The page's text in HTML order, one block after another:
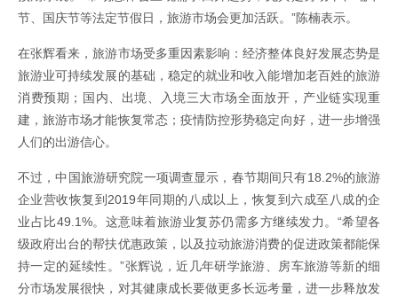
节、国庆节等法定节假日，旅游市场会更加活跃。”陈楠表示。
在张辉看来，旅游市场受多重因素影响：经济整体良好发展态势是
旅游业可持续发展的基础，稳定的就业和收入能增加老百姓的旅游
消费预期；国内、出境、入境三大市场全面放开，产业链实现重
建，旅游市场才能恢复常态；疫情防控形势稳定向好，进一步增强
人们的出游信心。
不过，中国旅游研究院一项调查显示，春节期间只有18.2%的旅游
企业营收恢复到2019年同期的八成以上，恢复到六成至八成的企
业占比49.1%。这意味着旅游业复苏仍需多方继续发力。“希望各
级政府出台的帮扶优惠政策，以及拉动旅游消费的促进政策都能保
持一定的延续性。”张辉说，近几年研学旅游、房车旅游等新的细
分市场发展很快，对其健康成长要做更多长远考量，进一步释放发